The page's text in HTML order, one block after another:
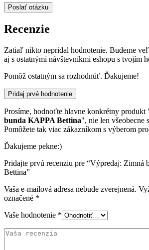
Recenzie
Zatiaľ nikto nepridal hodnotenie. Budeme
aj s ostatnými návštevníkmi eshopu s tvojím
Pomôž ostatným sa rozhodnúť. Ďakujeme!
Pridaj prvé hodnotenie
Prosíme, hodnoťte hlavne konkrétny produkt
bunda KAPPA Bettina", nie len všeobecne
Pomôžete tak viac zákazníkom s výberom
Ďakujeme pekne:)
Pridajte prvú recenziu pre “Výpredaj: Zimná
Bettina”
Vaša e-mailová adresa nebude zverejnená.
označené *
Vaše hodnotenie *